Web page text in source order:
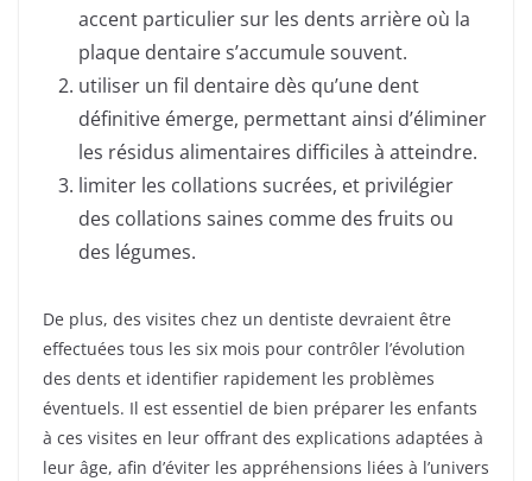
accent particulier sur les dents arrière où la
plaque dentaire s’accumule souvent.
utiliser un fil dentaire dès qu’une dent
définitive émerge, permettant ainsi d’éliminer
les résidus alimentaires difficiles à atteindre.
limiter les collations sucrées, et privilégier
des collations saines comme des fruits ou
des légumes.
De plus, des visites chez un dentiste devraient être
effectuées tous les six mois pour contrôler l’évolution
des dents et identifier rapidement les problèmes
éventuels. Il est essentiel de bien préparer les enfants
à ces visites en leur offrant des explications adaptées à
leur âge, afin d’éviter les appréhensions liées à l’univers